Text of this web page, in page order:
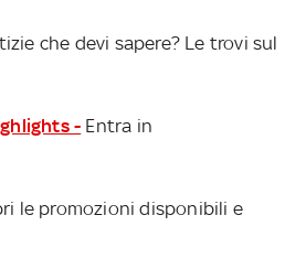
che devi sapere? Le trovi sul
- Entra in
le promozioni disponibili e